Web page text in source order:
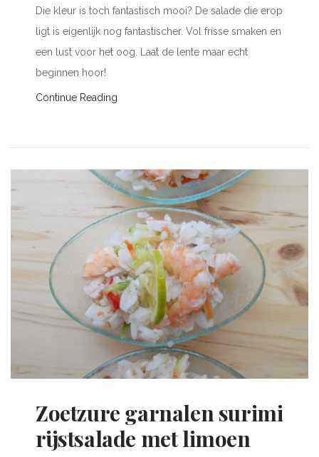
Die kleur is toch fantastisch mooi? De salade die erop
ligt is eigenlijk nog fantastischer. Vol frisse smaken en
een lust voor het oog. Laat de lente maar echt
beginnen hoor!
Continue Reading
Zoetzure garnalen surimi
rijstsalade met limoen